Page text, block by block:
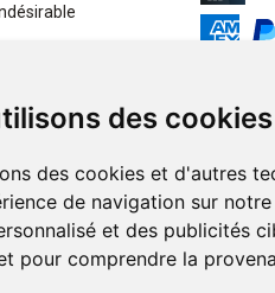
des cookies
des cookies et d'autres
de navigation sur
et des publicités
pour comprendre la
Retrait à
Livraison
Service